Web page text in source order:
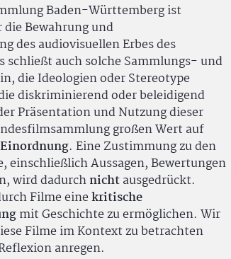
Baden-Württemberg ist
Bewahrung und
des audiovisuellen Erbes des
schließt auch solche Sammlungs- und
die Ideologien oder Stereotype
diskriminierend oder beleidigend
Präsentation und Nutzung dieser
großen Wert auf
. Eine Zustimmung zu den
einschließlich Aussagen, Bewertungen
wird dadurchnichtausgedrückt.
Filme einekritische
mit Geschichte zu ermöglichen. Wir
Filme im Kontext zu betrachten
anregen.